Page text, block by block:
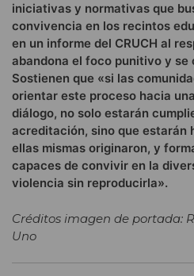
iniciativas y normativas que
convivencia en los recintos
en un informe del CRUCH al
abandona el foco punitivo y se
Sostienen que «si las
orientar este proceso hacia
diálogo, no solo estarán
acreditación, sino que estarán
ellas mismas originaron, y
capaces de convivir en la
violencia sin reproducirla».
Créditos imagen de portada:
Uno